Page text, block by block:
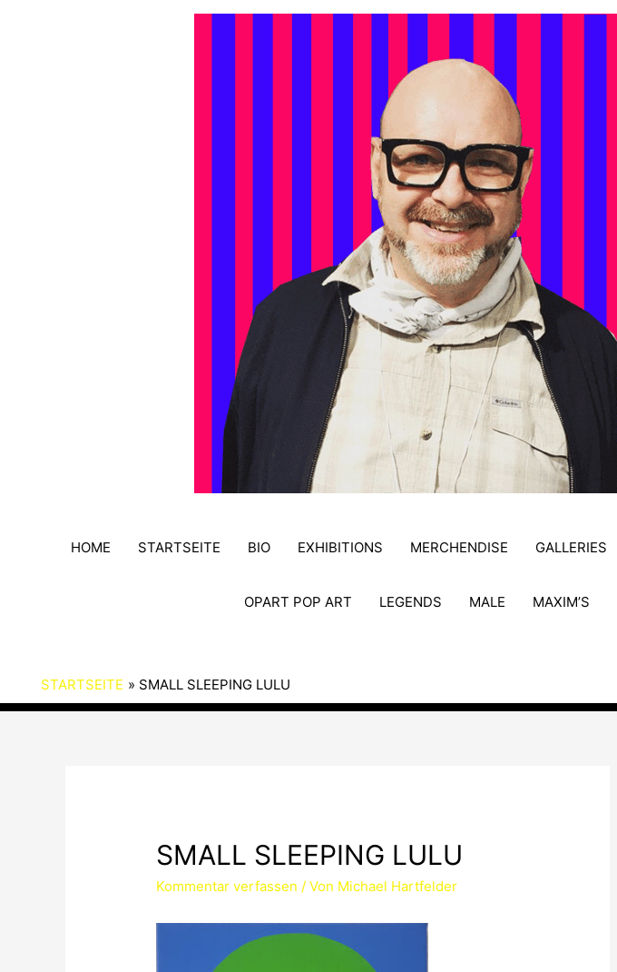
HOME STARTSEITE BIO EXHIBITIONS MERCHENDISE GALLERIES
OPART POP ART LEGENDS MALE MAXIM’S
STARTSEITE SMALL SLEEPING LULU
SMALL SLEEPING LULU
Kommentar verfassen / Von Michael Hartfelder